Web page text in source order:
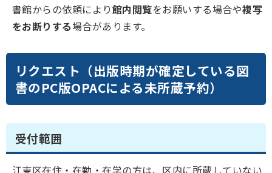
書館からの依頼により館内閲覧をお願いする場合や複写
をお断りする場合があります。
リクエスト（出版時期が確定している図
書のPC版OPACによる未所蔵予約）
受付範囲
江東区在住・在勤・在学の方は、区内に所蔵していない